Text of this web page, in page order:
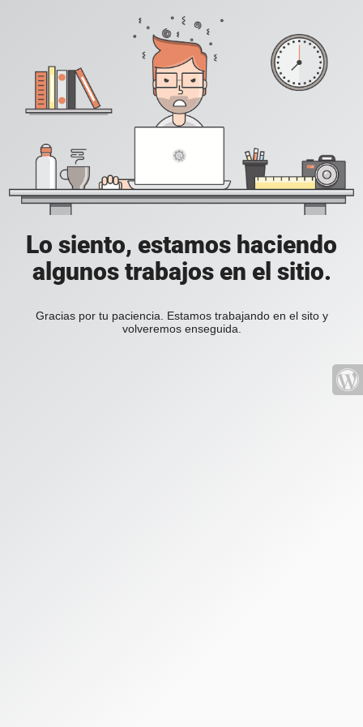
Lo siento, estamos haciendo
algunos trabajos en el sitio.
Gracias por tu paciencia. Estamos trabajando en el sito y
volveremos enseguida.